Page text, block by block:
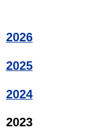
2026
2025
2024
2023